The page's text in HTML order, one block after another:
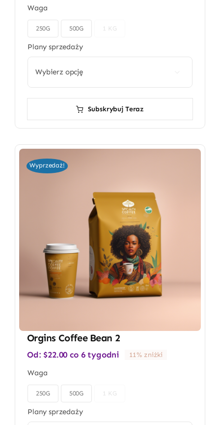
Waga
250G 500G 1 KG
Plany sprzedaży
Subskrybuj Teraz
Wyprzedaż!
Orgins Coffee Bean 2
Od: $22.00 co 6 tygodni 11% zniżki
Waga
250G 500G 1 KG
Plany sprzedaży